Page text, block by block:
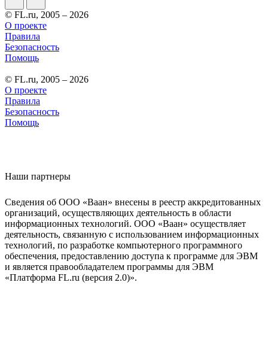
© FL.ru, 2005 – 2026
О проекте
Правила
Безопасность
Помощь
© FL.ru, 2005 – 2026
О проекте
Правила
Безопасность
Помощь
Наши партнеры
Сведения об ООО «Ваан» внесены в реестр аккредитованных
организаций, осуществляющих деятельность в области
информационных технологий. ООО «Ваан» осуществляет
деятельность, связанную с использованием информационных
технологий, по разработке компьютерного программного
обеспечения, предоставлению доступа к программе для ЭВМ
и является правообладателем программы для ЭВМ
«Платформа FL.ru (версия 2.0)».